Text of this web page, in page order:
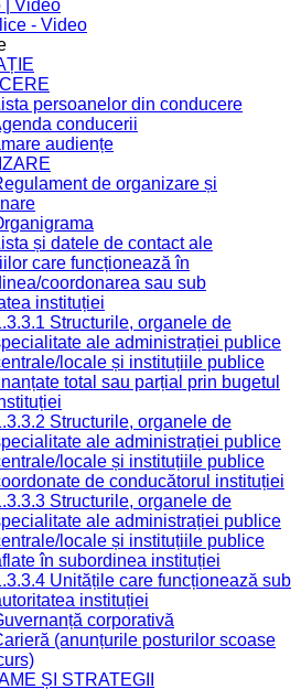
| Video
- Video
persoanelor din conducere
conducerii
audiențe
de organizare și
și datele de contact ale
care funcționează în
coordonarea sau sub
instituției
Structurile, organele de
ale administrației publice
locale și instituțiile publice
total sau parțial prin bugetul
Structurile, organele de
ale administrației publice
locale și instituțiile publice
de conducătorul instituției
Structurile, organele de
ale administrației publice
locale și instituțiile publice
în subordinea instituției
Unitățile care funcționează sub
instituției
corporativă
(anunțurile posturilor scoase
ȘI STRATEGII